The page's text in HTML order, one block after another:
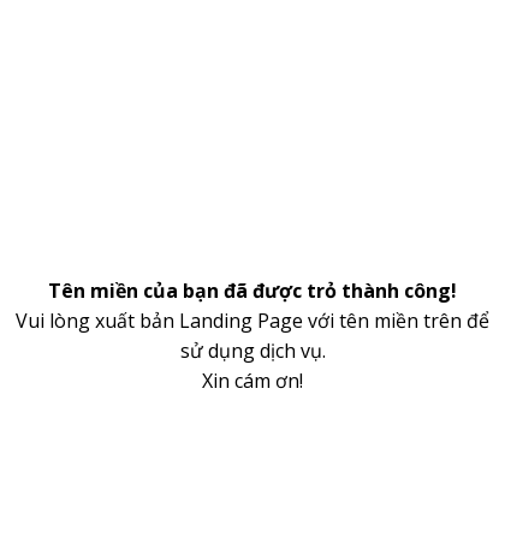
Tên miền của bạn đã được trỏ thành công!
Vui lòng xuất bản Landing Page với tên miền trên để
sử dụng dịch vụ.
Xin cám ơn!